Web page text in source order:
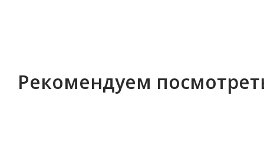
Рекомендуем